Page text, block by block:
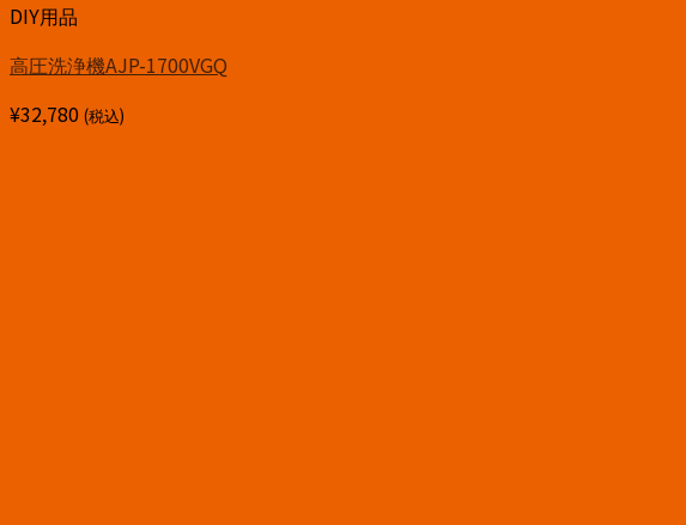
DIY用品
高圧洗浄機AJP-1700VGQ
¥32,780 (税込)